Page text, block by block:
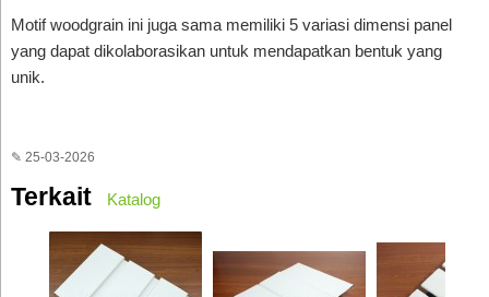
Motif woodgrain ini juga sama memiliki 5 variasi dimensi panel
yang dapat dikolaborasikan untuk mendapatkan bentuk yang
unik.
✎ 25-03-2026
Terkait Katalog